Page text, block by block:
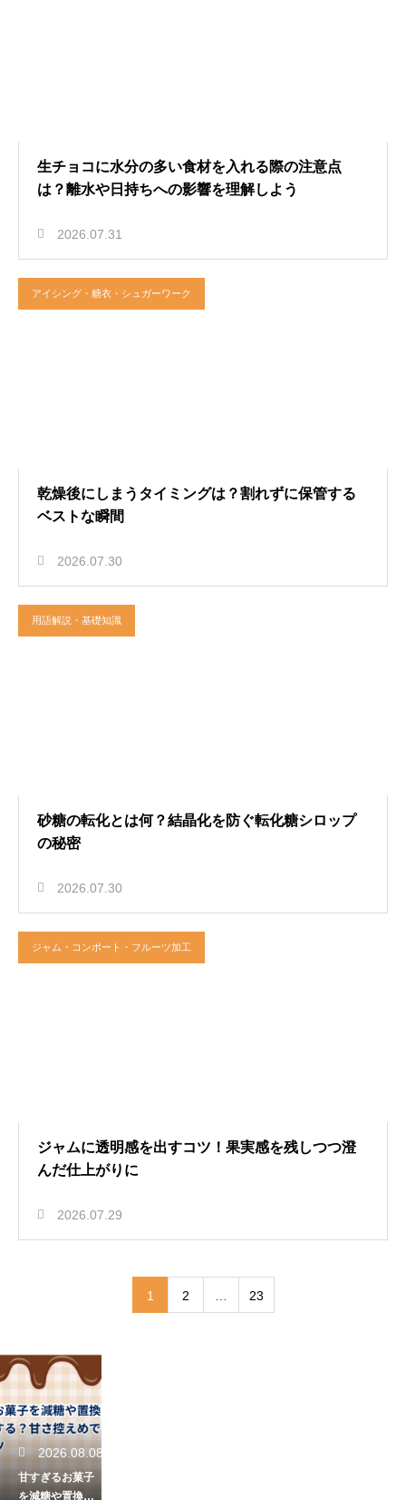
生チョコに水分の多い食材を入れる際の注意点
は？離水や日持ちへの影響を理解しよう
2026.07.31
アイシング・糖衣・シュガーワーク
乾燥後にしまうタイミングは？割れずに保管する
ベストな瞬間
2026.07.30
用語解説・基礎知識
砂糖の転化とは何？結晶化を防ぐ転化糖シロップ
の秘密
2026.07.30
ジャム・コンポート・フルーツ加工
ジャムに透明感を出すコツ！果実感を残しつつ澄
んだ仕上がりに
2026.07.29
1 2 23
2026.08.08
甘すぎるお菓子
を減糖や置換で